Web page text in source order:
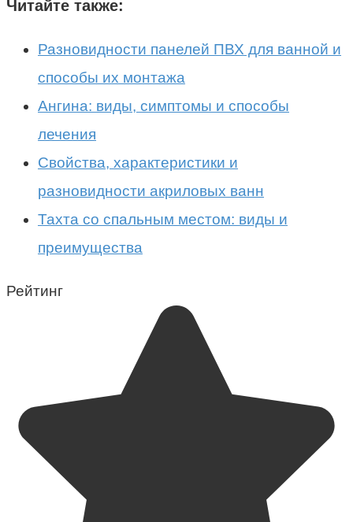
Читайте также:
Разновидности панелей ПВХ для ванной и
способы их монтажа
Ангина: виды, симптомы и способы
лечения
Свойства, характеристики и
разновидности акриловых ванн
Тахта со спальным местом: виды и
преимущества
Рейтинг